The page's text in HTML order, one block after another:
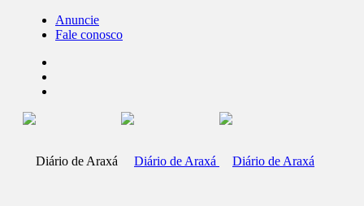
Anuncie
Fale conosco